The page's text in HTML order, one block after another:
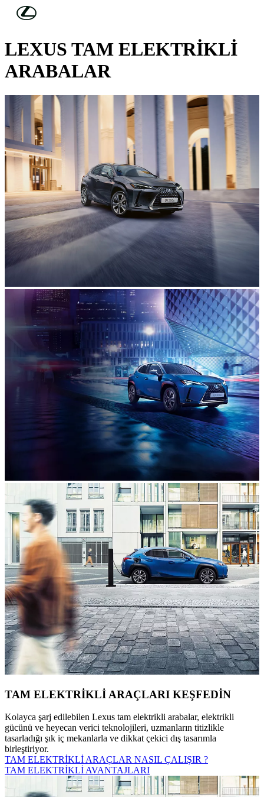
Skip to Main Content
LEXUS ELECTRIFIED
LEXUS TAM ELEKTRİKLİ
ARABALAR
TAM ELEKTRİKLİ ARAÇLARI KEŞFEDİN
Kolayca şarj edilebilen Lexus tam elektrikli arabalar, elektrikli
gücünü ve heyecan verici teknolojileri, uzmanların titizlikle
tasarladığı şık iç mekanlarla ve dikkat çekici dış tasarımla
birleştiriyor.
TAM ELEKTRİKLİ ARAÇLAR NASIL ÇALIŞIR ?
TAM ELEKTRİKLİ AVANTAJLARI